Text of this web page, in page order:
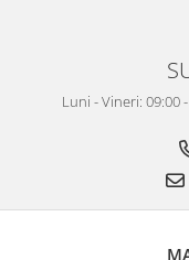
Luni - Vineri: 09:00